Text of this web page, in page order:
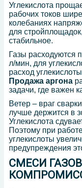
Углекислота
рабочих токов
колебаниях
для
стабильное.
Газы расходуются
л/мин, для
расход
Продажа аргона
задачи, где важен
Ветер – враг
лучше держится в
Углекислота
Поэтому при
углекислоты
предупреждения
СМЕСИ